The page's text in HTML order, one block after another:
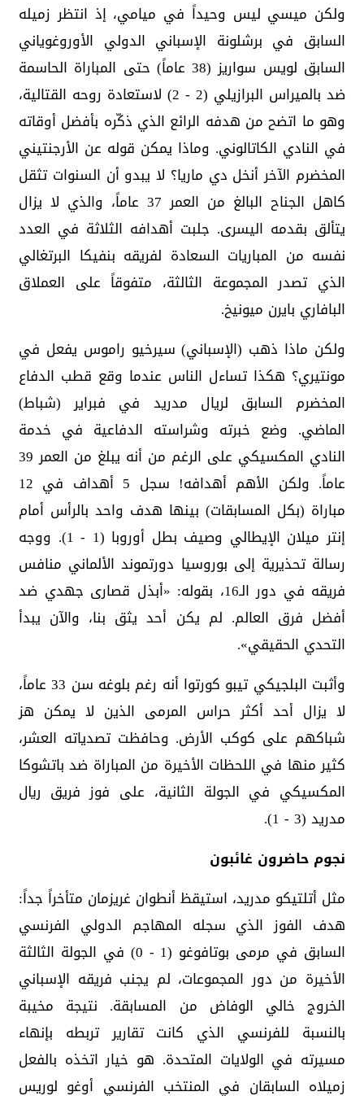
ولكن ميسي ليس وحيداً في ميامي، إذ انتظر زميله
السابق في برشلونة الإسباني الدولي الأوروغوياني
السابق لويس سواريز (38 عاماً) حتى المباراة الحاسمة
ضد بالميراس البرازيلي (2 - 2) لاستعادة روحه القتالية،
وهو ما اتضح من هدفه الرائع الذي ذكّره بأفضل أوقاته
في النادي الكاتالوني. وماذا يمكن قوله عن الأرجنتيني
المخضرم الآخر أنخل دي ماريا؟ لا يبدو أن السنوات تثقل
كاهل الجناح البالغ من العمر 37 عاماً، والذي لا يزال
يتألق بقدمه اليسرى. جلبت أهدافه الثلاثة في العدد
نفسه من المباريات السعادة لفريقه بنفيكا البرتغالي
الذي تصدر المجموعة الثالثة، متفوقاً على العملاق
البافاري بايرن ميونيخ.
ولكن ماذا ذهب (الإسباني) سيرخيو راموس يفعل في
مونتيري؟ هكذا تساءل الناس عندما وقع قطب الدفاع
المخضرم السابق لريال مدريد في فبراير (شباط)
الماضي. وضع خبرته وشراسته الدفاعية في خدمة
النادي المكسيكي على الرغم من أنه يبلغ من العمر 39
عاماً. ولكن الأهم أهدافه! سجل 5 أهداف في 12
مباراة (بكل المسابقات) بينها هدف واحد بالرأس أمام
إنتر ميلان الإيطالي وصيف بطل أوروبا (1 - 1). ووجه
رسالة تحذيرية إلى بوروسيا دورتموند الألماني منافس
فريقه في دور الـ16، بقوله: «أبذل قصارى جهدي ضد
أفضل فرق العالم. لم يكن أحد يثق بنا، والآن يبدأ
التحدي الحقيقي».
وأثبت البلجيكي تيبو كورتوا أنه رغم بلوغه سن 33 عاماً،
لا يزال أحد أكثر حراس المرمى الذين لا يمكن هز
شباكهم على كوكب الأرض. وحافظت تصدياته العشر،
كثير منها في اللحظات الأخيرة من المباراة ضد باتشوكا
المكسيكي في الجولة الثانية، على فوز فريق ريال
مدريد (3 - 1).
نجوم حاضرون غائبون
مثل أتلتيكو مدريد، استيقظ أنطوان غريزمان متأخراً جداً:
هدف الفوز الذي سجله المهاجم الدولي الفرنسي
السابق في مرمى بوتافوغو (1 - 0) في الجولة الثالثة
الأخيرة من دور المجموعات، لم يجنب فريقه الإسباني
الخروج خالي الوفاض من المسابقة. نتيجة مخيبة
بالنسبة للفرنسي الذي كانت تقارير تربطه بإنهاء
مسيرته في الولايات المتحدة. هو خيار اتخذه بالفعل
زميلاه السابقان في المنتخب الفرنسي أوغو لوريس